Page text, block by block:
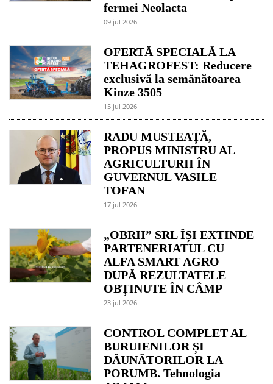
fermei Neolacta
09 jul 2026
OFERTĂ SPECIALĂ LA
TEHAGROFEST: Reducere
exclusivă la semănătoarea
Kinze 3505
15 jul 2026
RADU MUSTEAȚĂ,
PROPUS MINISTRU AL
AGRICULTURII ÎN
GUVERNUL VASILE
TOFAN
17 jul 2026
„OBRII” SRL ÎȘI EXTINDE
PARTENERIATUL CU
ALFA SMART AGRO
DUPĂ REZULTATELE
OBȚINUTE ÎN CÂMP
23 jul 2026
CONTROL COMPLET AL
BURUIENILOR ȘI
DĂUNĂTORILOR LA
PORUMB. Tehnologia